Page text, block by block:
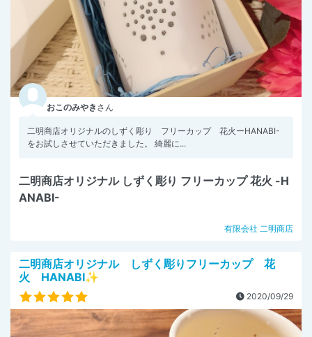
おこのみやき さん
二明商店オリジナルのしずく彫り フリーカップ 花火ーHANABI-
をお試しさせていただきました。 綺麗に...
二明商店オリジナル しずく彫り フリーカップ 花火 -H
ANABI-
有限会社 二明商店
二明商店オリジナル しずく彫りフリーカップ 花
火 HANABI✨
2020/09/29